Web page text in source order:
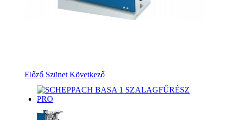
Előző Szünet Következő